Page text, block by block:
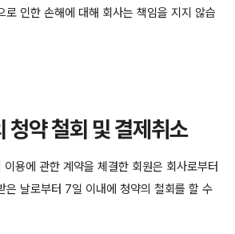
로 인한 손해에 대해 회사는 책임을 지지 않습
청약 철회 및 결제취소
용에 관한 계약을 체결한 회원은 회사로부터
은 날로부터 7일 이내에 청약의 철회를 할 수